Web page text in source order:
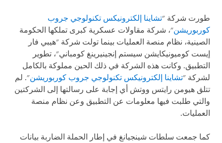
طورت شركة "تشاينا إلكترونيكس تكنولوجي جروب
كوربوريشن"، شركة مقاولات عسكرية كبرى تملكها الحكومة
الصينية، نظام منصة العمليات بينما تولت شركة "هيبي فار
إيست كوميونيكايشن سيستم إنجينيرينغ كومباني"، تطوير
التطبيق. وكانت هذه الشركة في ذلك الحين مملوكة بالكامل
لشركة "تشاينا إلكترونيكس تكنولوجي جروب كوربوريشن". لم
تتلق هيومن رايتس ووتش أي إجابة على رسالتها إلى الشركتين
والتي طلبت فيها معلومات عن التطبيق وعن نظام منصة
العمليات.
كما جمعت سلطات شينجيانغ في إطار الحملة الضاربة بيانات